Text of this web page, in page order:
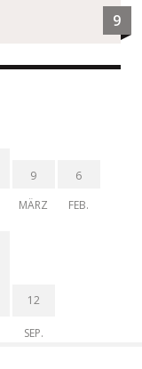
9
9
MÄRZ
6
FEB.
12
SEP.